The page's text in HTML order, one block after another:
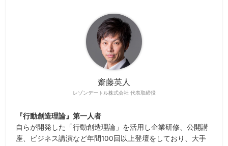
齋藤英人
レゾンデートル株式会社 代表取締役
『行動創造理論』第一人者
自らが開発した「行動創造理論」を活用し企業研修、公開講
座、ビジネス講演など年間100回以上登壇をしており、大手